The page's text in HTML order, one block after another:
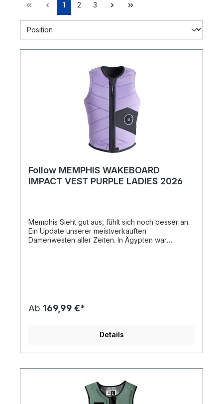
1 2 3
Follow MEMPHIS WAKEBOARD
IMPACT VEST PURPLE LADIES 2026
Memphis Sieht gut aus, fühlt sich noch besser an.
Ein Update unserer meistverkauften
Damenwesten aller Zeiten. In Ägypten war
Favorit. Features: Der Tailored Fit berücksichtigt
gleicht. Das Korsett hat eine einfache seitliche
Segmentierung von der Achsel bis zur Hüfte. —
— A favourite of Ashley Inloes Sizes. XXS, XS,
S, M, MDD, L, XL Purple, Fluro Red
Ab 169,99 €*
Details